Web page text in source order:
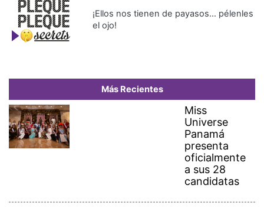
¡Ellos nos tienen de payasos… pélenles
el ojo!
Más Recientes
Miss
Universe
Panamá
presenta
oficialmente
a sus 28
candidatas